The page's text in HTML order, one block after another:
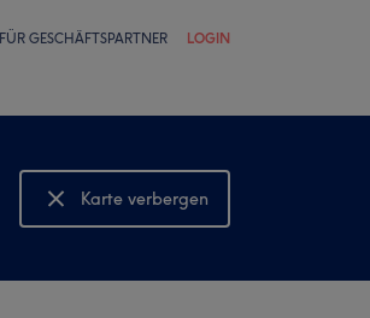
FÜR GESCHÄFTSPARTNER LOGIN
Karte verbergen
Karte anzeigen